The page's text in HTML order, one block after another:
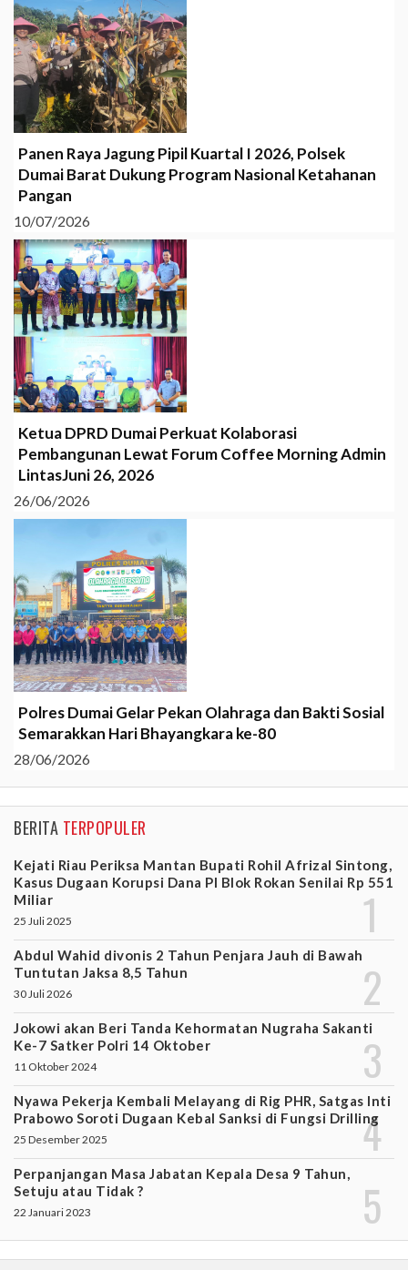
Panen Raya Jagung Pipil Kuartal I 2026, Polsek
Dumai Barat Dukung Program Nasional Ketahanan
Pangan
10/07/2026
Ketua DPRD Dumai Perkuat Kolaborasi
Pembangunan Lewat Forum Coffee Morning Admin
LintasJuni 26, 2026
26/06/2026
Polres Dumai Gelar Pekan Olahraga dan Bakti Sosial
Semarakkan Hari Bhayangkara ke-80
28/06/2026
BERITA TERPOPULER
Kejati Riau Periksa Mantan Bupati Rohil Afrizal Sintong,
Kasus Dugaan Korupsi Dana PI Blok Rokan Senilai Rp 551
Miliar
25 Juli 2025
Abdul Wahid divonis 2 Tahun Penjara Jauh di Bawah
Tuntutan Jaksa 8,5 Tahun
30 Juli 2026
Jokowi akan Beri Tanda Kehormatan Nugraha Sakanti
Ke-7 Satker Polri 14 Oktober
11 Oktober 2024
Nyawa Pekerja Kembali Melayang di Rig PHR, Satgas Inti
Prabowo Soroti Dugaan Kebal Sanksi di Fungsi Drilling
25 Desember 2025
Perpanjangan Masa Jabatan Kepala Desa 9 Tahun,
Setuju atau Tidak ?
22 Januari 2023